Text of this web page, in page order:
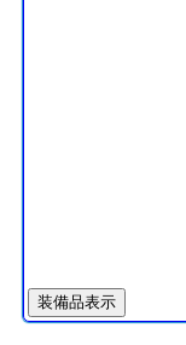
装備品表示